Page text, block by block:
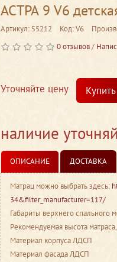
АСТРА 9 V6
Артикул: 55212 Код: V6
0 отзывов/
Уточняйте цену Купить
наличие
ОПИСАНИЕ ДОСТАВКА
Матрац можно выбрать здесь:
34&filter_manufacturer=117/
Габариты верхнего спального
Рекомендуемая высота
Материал корпуса ЛДСП
Материал фасада ЛДСП